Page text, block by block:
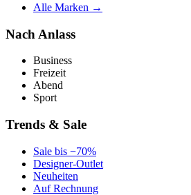
Alle Marken →
Nach Anlass
Business
Freizeit
Abend
Sport
Trends & Sale
Sale bis −70%
Designer-Outlet
Neuheiten
Auf Rechnung